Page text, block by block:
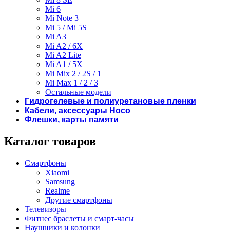
Mi 6
Mi Note 3
Mi 5 / Mi 5S
Mi A3
Mi A2 / 6X
Mi A2 Lite
Mi A1 / 5X
Mi Mix 2 / 2S / 1
Mi Max 1 / 2 / 3
Остальные модели
Гидрогелевые и полиуретановые пленки
Кабели, аксессуары Hoco
Флешки, карты памяти
Каталог товаров
Смартфоны
Xiaomi
Samsung
Realme
Другие смартфоны
Телевизоры
Фитнес браслеты и смарт-часы
Наушники и колонки